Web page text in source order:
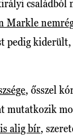
családból
Markle
pedig kiderült,
, ősszel
mutatkozik
alig bír,